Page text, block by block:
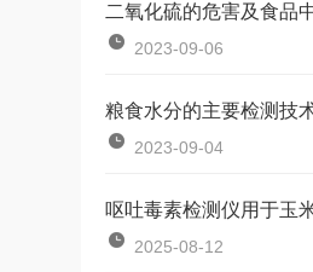
2023-09-06
2023-09-04
2025-08-12